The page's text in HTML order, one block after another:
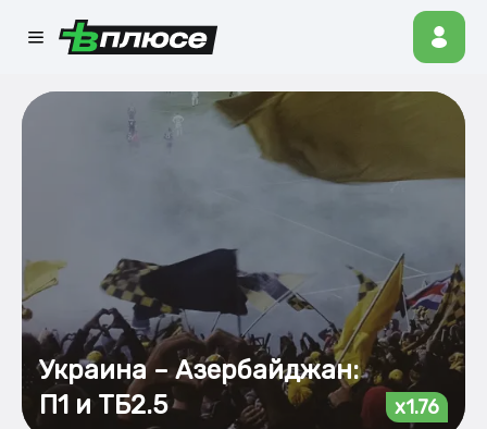
Украина – Азербайджан:
П1 и ТБ2.5
x1.76